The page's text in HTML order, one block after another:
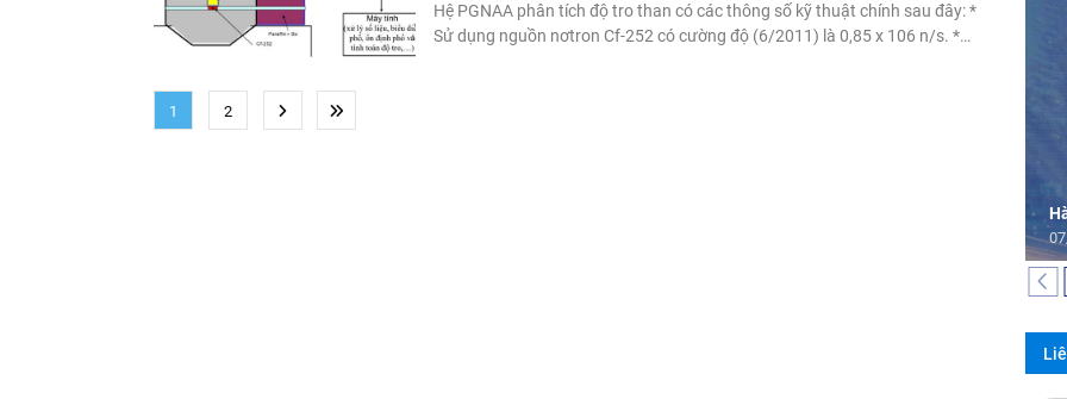
Hệ PGNAA phân tích độ tro than có các thông số kỹ thuật chính sau đây: *
Sử dụng nguồn nơtron Cf-252 có cường độ (6/2011) là 0,85 x 106 n/s. *
1 2